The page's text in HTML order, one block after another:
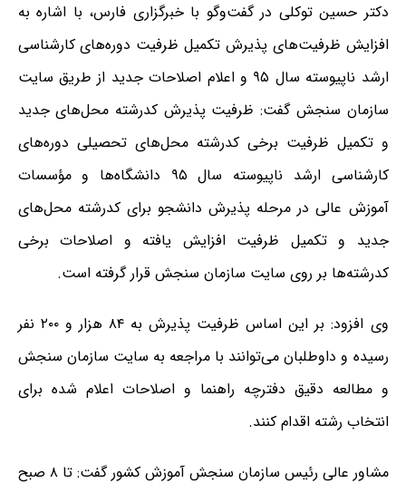
دکتر حسین توکلی در گفت‌وگو با خبرگزاری فارس، با اشاره به
افزایش ظرفیت‌های پذیرش تکمیل ظرفیت دوره‌های کارشناسی
ارشد ناپیوسته سال ۹۵ و اعلام اصلاحات جدید از طریق سایت
سازمان سنجش گفت: ظرفیت پذیرش کدرشته محل‌های جدید
و تکمیل ظرفیت برخی کدرشته‌ محل‌های تحصیلی دوره‌های
کارشناسی ارشد ناپیوسته سال ۹۵ دانشگاه‌ها و مؤسسات
آموزش عالی در مرحله پذیرش دانشجو برای کدرشته محل‌های
جدید و تکمیل ظرفیت افزایش یافته و اصلاحات برخی
کدرشته‌ها بر روی سایت سازمان سنجش قرار گرفته است.
وی افزود: بر این اساس ظرفیت پذیرش به ۸۴ هزار و ۲۰۰ نفر
رسیده و داوطلبان می‌توانند با مراجعه به سایت سازمان سنجش
و مطالعه دقیق دفترچه راهنما و اصلاحات اعلام شده برای
انتخاب رشته اقدام کنند.
مشاور عالی رئیس سازمان سنجش آموزش کشور گفت: تا ۸ صبح